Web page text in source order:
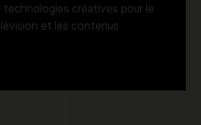
technologies créatives pour le
et les contenus